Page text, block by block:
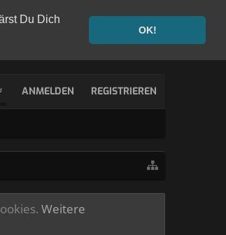
Du Dich
OK!
ANMELDEN REGISTRIEREN
Weitere